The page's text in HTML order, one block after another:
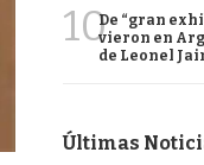
10De “gran
vieron en
de Leonel
Últimas